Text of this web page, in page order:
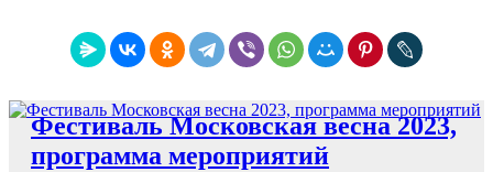
Фестиваль Московская весна 2023,
программа мероприятий